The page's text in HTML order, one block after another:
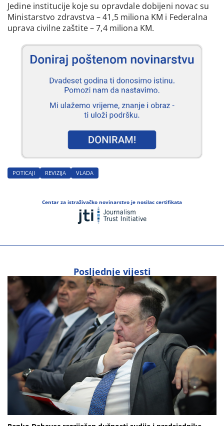
Jedine institucije koje su opravdale dobijeni novac su
Ministarstvo zdravstva – 41,5 miliona KM i Federalna
uprava civilne zaštite – 7,4 miliona KM.
POTICAJI REVIZIJA VLADA
Centar za istraživačko novinarstvo je nosilac certifikata
Posljednje vijesti